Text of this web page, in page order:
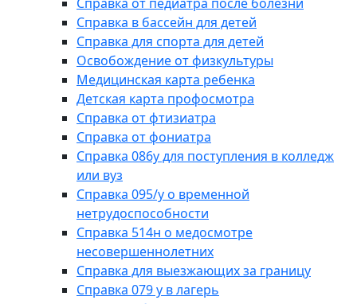
Справка в бассейн для детей
Справка для спорта для детей
Освобождение от физкультуры
Медицинская карта ребенка
Детская карта профосмотра
Справка от фтизиатра
Справка от фониатра
Справка 086у для поступления в колледж
или вуз
Справка 095/у о временной
нетрудоспособности
Справка 514н о медосмотре
несовершеннолетних
Справка для выезжающих за границу
Справка 079 у в лагерь